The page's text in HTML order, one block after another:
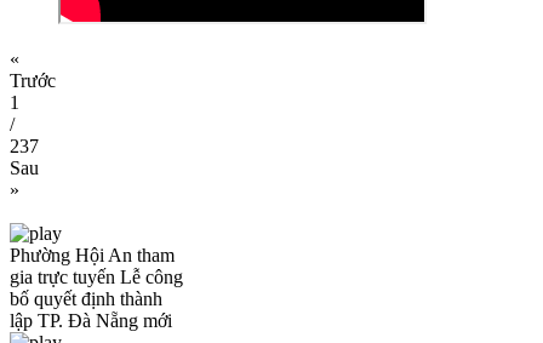
«
Trước
1
/
237
Sau
»
Phường Hội An tham
gia trực tuyến Lễ công
bố quyết định thành
lập TP. Đà Nẵng mới